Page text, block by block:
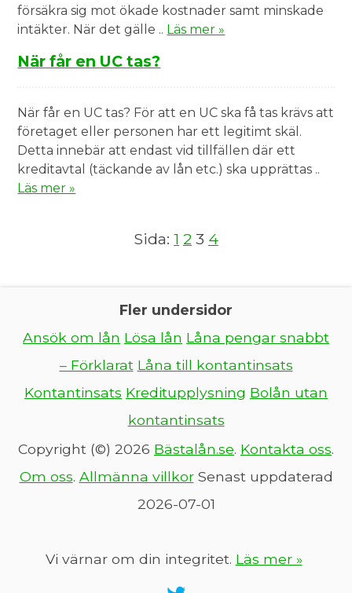
försäkra sig mot ökade kostnader samt minskade
intäkter. När det gälle .. Läs mer »
När får en UC tas?
När får en UC tas? För att en UC ska få tas krävs att
företaget eller personen har ett legitimt skäl.
Detta innebär att endast vid tillfällen där ett
kreditavtal (täckande av lån etc.) ska upprättas ..
Läs mer »
Sida: 1 2 3 4
Fler undersidor
Ansök om lån Lösa lån Låna pengar snabbt
– Förklarat Låna till kontantinsats
Kontantinsats Kreditupplysning Bolån utan
kontantinsats
Copyright (©) 2026 Bästalån.se. Kontakta oss.
Om oss. Allmänna villkorSenast uppdaterad
2026-07-01
Vi värnar om din integritet. Läs mer »